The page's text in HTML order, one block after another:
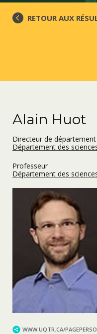
RETOUR AUX
Alain Huot
Directeur de département
Département des
Professeur
Département des
WWW.UQTR.CA/